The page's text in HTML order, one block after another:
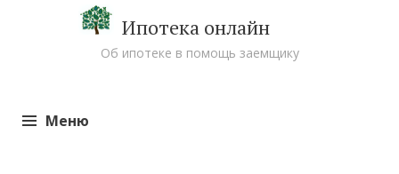
Ипотека онлайн
Об ипотеке в помощь заемщику
Меню